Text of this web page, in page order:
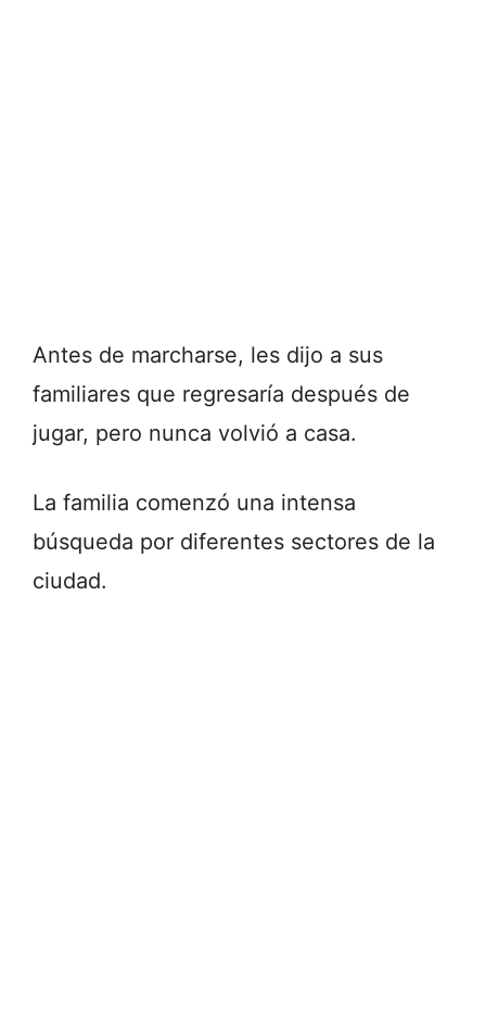
Antes de marcharse, les dijo a sus
familiares que regresaría después de
jugar, pero nunca volvió a casa.
La familia comenzó una intensa
búsqueda por diferentes sectores de la
ciudad.